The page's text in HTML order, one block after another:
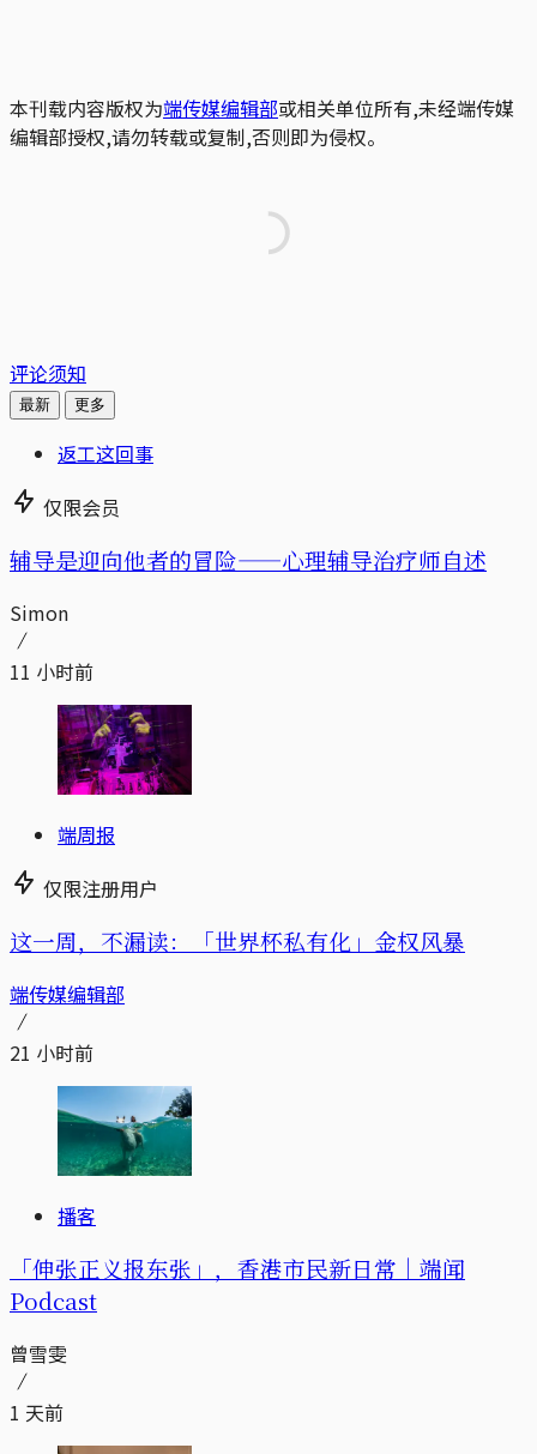
本刊载内容版权为端传媒编辑部或相关单位所有,未经端传媒
编辑部授权,请勿转载或复制,否则即为侵权。
评论须知
最新 更多
返工这回事
仅限会员
辅导是迎向他者的冒险——心理辅导治疗师自述
Simon
11 小时前
端周报
仅限注册用户
这一周，不漏读：「世界杯私有化」金权风暴
端传媒编辑部
21 小时前
播客
「伸张正义报东张」，香港市民新日常｜端闻
Podcast
曾雪雯
1 天前